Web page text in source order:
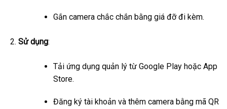
Gắn camera chắc chắn bằng giá đỡ đi kèm.
Sử dụng:
Tải ứng dụng quản lý từ Google Play hoặc App
Store.
Đăng ký tài khoản và thêm camera bằng mã QR